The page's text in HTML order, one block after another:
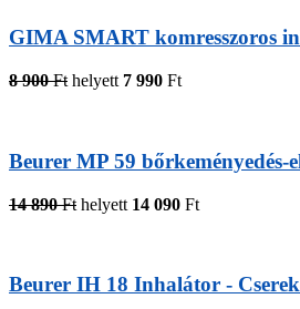
GIMA SMART komresszoros
8 900 Ft helyett 7 990 Ft
Beurer MP 59 bőrkeményedés-
14 890 Ft helyett 14 090 Ft
Beurer IH 18 Inhalátor -